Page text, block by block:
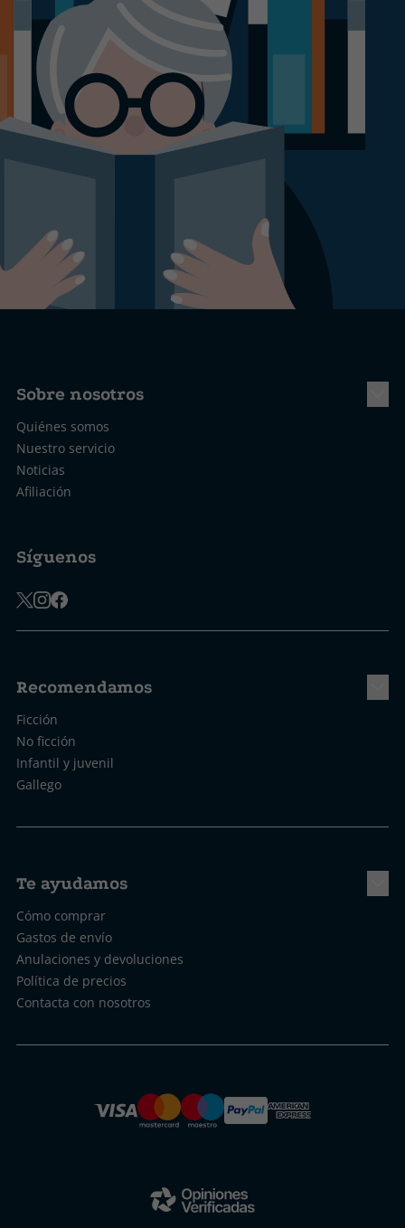
Sobre nosotros
Quiénes somos
Nuestro servicio
Noticias
Afiliación
Síguenos
Recomendamos
Ficción
No ficción
Infantil y juvenil
Gallego
Te ayudamos
Cómo comprar
Gastos de envío
Anulaciones y devoluciones
Política de precios
Contacta con nosotros